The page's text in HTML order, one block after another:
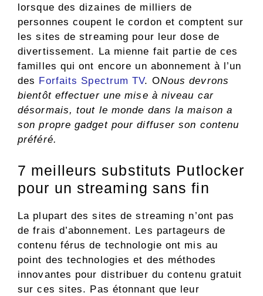
lorsque des dizaines de milliers de
personnes coupent le cordon et comptent sur
les sites de streaming pour leur dose de
divertissement. La mienne fait partie de ces
familles qui ont encore un abonnement à l’un
des Forfaits Spectrum TV. ONous devrons
bientôt effectuer une mise à niveau car
désormais, tout le monde dans la maison a
son propre gadget pour diffuser son contenu
préféré.
7 meilleurs substituts Putlocker
pour un streaming sans fin
La plupart des sites de streaming n’ont pas
de frais d’abonnement. Les partageurs de
contenu férus de technologie ont mis au
point des technologies et des méthodes
innovantes pour distribuer du contenu gratuit
sur ces sites. Pas étonnant que leur